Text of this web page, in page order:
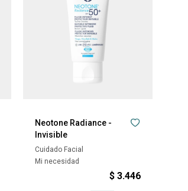
Neotone Radiance -
Invisible
Cuidado Facial
Mi necesidad
$ 3.446